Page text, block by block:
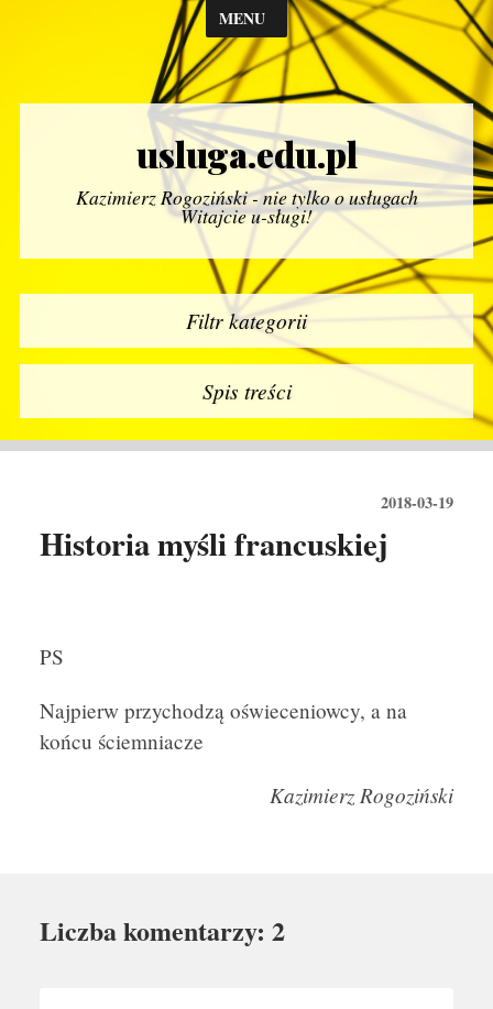
MENU
usluga.edu.pl
Kazimierz Rogoziński - nie tylko o usługach
Witajcie u-sługi!
Filtr kategorii
Spis treści
2018-03-19
Historia myśli francuskiej
PS
Najpierw przychodzą oświeceniowcy, a na
końcu ściemniacze
Kazimierz Rogoziński
Liczba komentarzy: 2